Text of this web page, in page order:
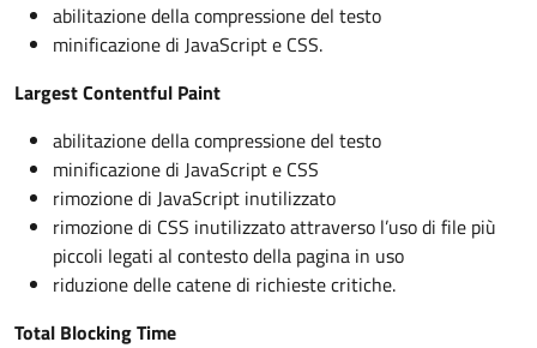
abilitazione della compressione del testo
minificazione di JavaScript e CSS.
Largest Contentful Paint
abilitazione della compressione del testo
minificazione di JavaScript e CSS
rimozione di JavaScript inutilizzato
rimozione di CSS inutilizzato attraverso l’uso di file più
piccoli legati al contesto della pagina in uso
riduzione delle catene di richieste critiche.
Total Blocking Time